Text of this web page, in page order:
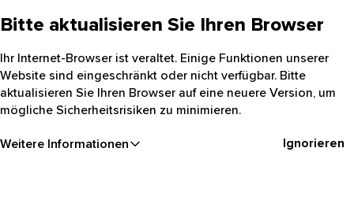
Bitte aktualisieren Sie Ihren Browser
Ihr Internet-Browser ist veraltet. Einige Funktionen unserer
Website sind eingeschränkt oder nicht verfügbar. Bitte
aktualisieren Sie Ihren Browser auf eine neuere Version, um
mögliche Sicherheitsrisiken zu minimieren.
Weitere Informationen Ignorieren